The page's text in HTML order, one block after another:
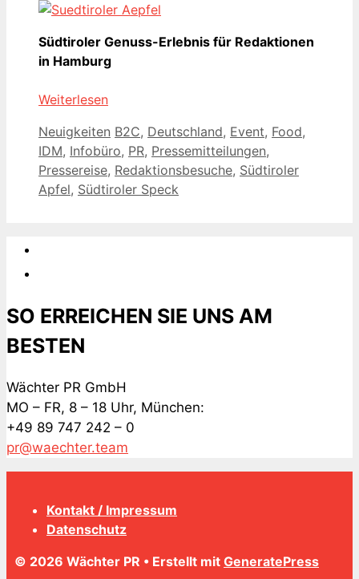
Südtiroler Genuss-Erlebnis für Redaktionen
in Hamburg
Weiterlesen
Kategorien
Neuigkeiten Schlagwörter
B2C, Deutschland, Event, Food,
IDM, Infobüro, PR, Pressemitteilungen,
Pressereise, Redaktionsbesuche, Südtiroler
Apfel, Südtiroler Speck
SO ERREICHEN SIE UNS AM
BESTEN
Wächter PR GmbH
MO – FR, 8 – 18 Uhr, München:
+49 89 747 242 – 0
pr@waechter.team
Kontakt / Impressum
Datenschutz
© 2026 Wächter PR • Erstellt mit GeneratePress